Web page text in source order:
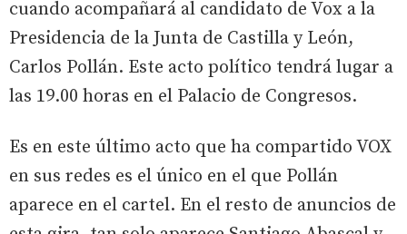
cuando acompañará al candidato de Vox a la
Presidencia de la Junta de Castilla y León,
Carlos Pollán. Este acto político tendrá lugar a
las 19.00 horas en el Palacio de Congresos.
Es en este último acto que ha compartido VOX
en sus redes es el único en el que Pollán
aparece en el cartel. En el resto de anuncios de